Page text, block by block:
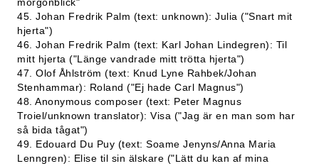
45. Johan Fredrik Palm (text: unknown): Julia ("Snart mit
hjerta")
46. Johan Fredrik Palm (text: Karl Johan Lindegren): Til
mitt hjerta ("Länge vandrade mitt trötta hjerta")
47. Olof Åhlström (text: Knud Lyne Rahbek/Johan
Stenhammar): Roland ("Ej hade Carl Magnus")
48. Anonymous composer (text: Peter Magnus
Troiel/unknown translator): Visa ("Jag är en man som har
så bida tågat")
49. Edouard Du Puy (text: Soame Jenyns/Anna Maria
Lenngren): Elise til sin älskare ("Lätt du kan af mina